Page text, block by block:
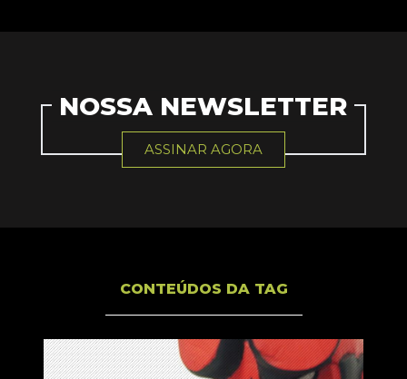
NOSSA NEWSLETTER
ASSINAR AGORA
CONTEÚDOS DA TAG